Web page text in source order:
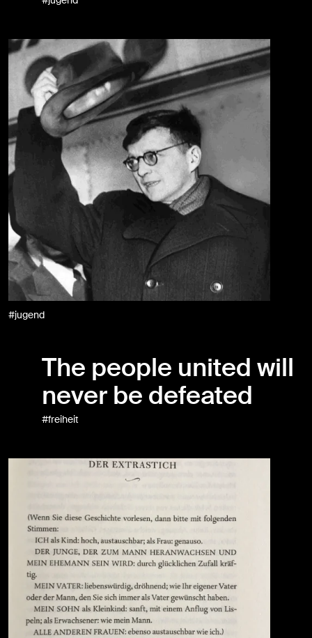
#jugend
The people united will
never be defeated
#freiheit